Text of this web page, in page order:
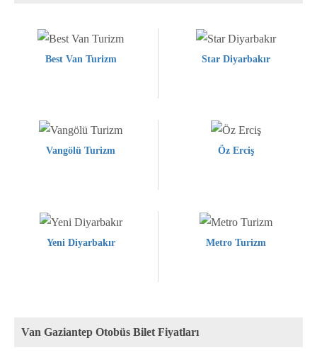
Best Van Turizm Star Diyarbakır
Vangölü Turizm Öz Erciş
Yeni Diyarbakır Metro Turizm
Van Gaziantep Otobüs Bilet Fiyatları